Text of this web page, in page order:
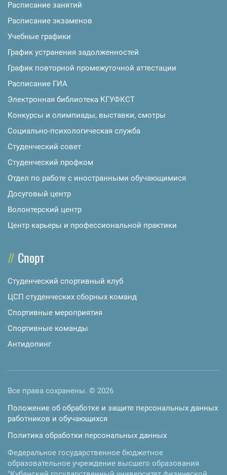
Расписание занятий
Расписание экзаменов
Учебные графики
График устранения задолженностей
График повторной промежуточной аттестации
Расписание ГИА
Электронная библиотека КГУФКСТ
Конкурсы и олимпиады, выставки, смотры
Социально-психологическая служба
Студенческий совет
Студенческий профком
Отдел по работе с иностранными обучающимися
Досуговый центр
Волонтерский центр
Центр карьеры и профессиональной практики
Спорт
Студенческий спортивный клуб
ЦСП студенческих сборных команд
Спортивные мероприятия
Спортивные команды
Антидопинг
Все права сохранены. © 2026
Положение об обработке и защите персональных данных
работников и обучающихся
Политика обработки персональных данных
Федеральное государственное бюджетное
образовательное учреждение высшего образования